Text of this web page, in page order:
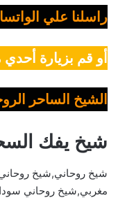
راسلنا علي
أو قم بزيارة أحدي
الشيخ الساحر
شيخ يفك
شيخ روحاني,شيخ
مغربي,شيخ روحاني